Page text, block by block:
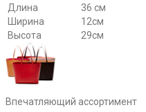
Длина
36 см
Ширина
12см
Высота
29см
Впечатляющий ассортимент